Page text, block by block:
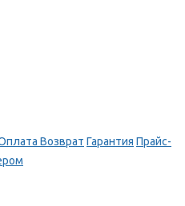
Возврат Гарантия Прайс-